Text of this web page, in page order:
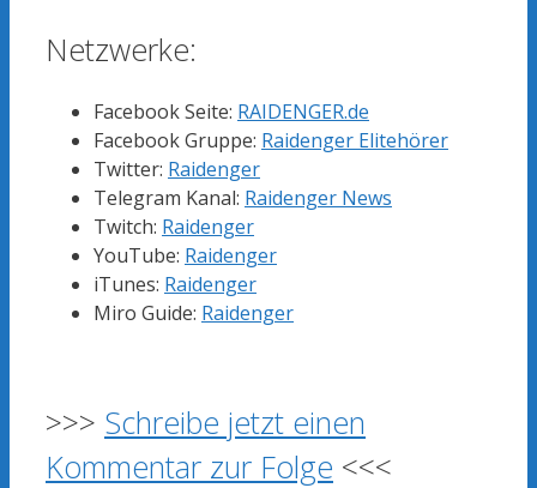
Netzwerke:
Facebook Seite: RAIDENGER.de
Facebook Gruppe: Raidenger Elitehörer
Twitter: Raidenger
Telegram Kanal: Raidenger News
Twitch: Raidenger
YouTube: Raidenger
iTunes: Raidenger
Miro Guide: Raidenger
>>> Schreibe jetzt einen
Kommentar zur Folge <<<